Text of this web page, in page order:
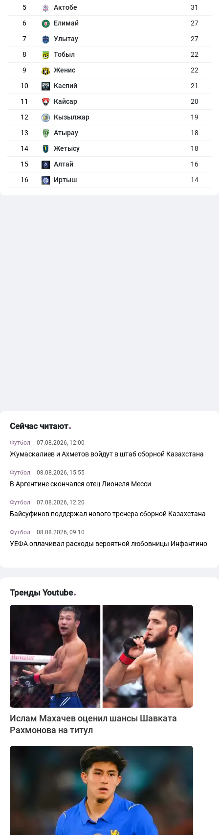
5 Актобе
31
6
Елимай
27
7
Улытау
27
8
Тобыл
22
9
Женис
22
10
Каспий
21
11
Кайсар
20
12
Кызылжар
19
13
Атырау
18
14
Жетысу
18
15
Алтай
16
16
Иртыш 14
Сейчас читают
Футбол 07.08.2026, 12:00
Жумаскалиев и Ахметов войдут в штаб сборной Казахстана
Футбол 08.08.2026, 15:55
В Аргентине скончался отец Лионеля Месси
Футбол 07.08.2026, 12:20
Байсуфинов поддержал нового тренера сборной Казахстана
Футбол 08.08.2026, 09:10
УЕФА оплачивал расходы вероятной любовницы Инфантино
Тренды Youtube
Ислам Махачев оценил шансы Шавката
Рахмонова на титул